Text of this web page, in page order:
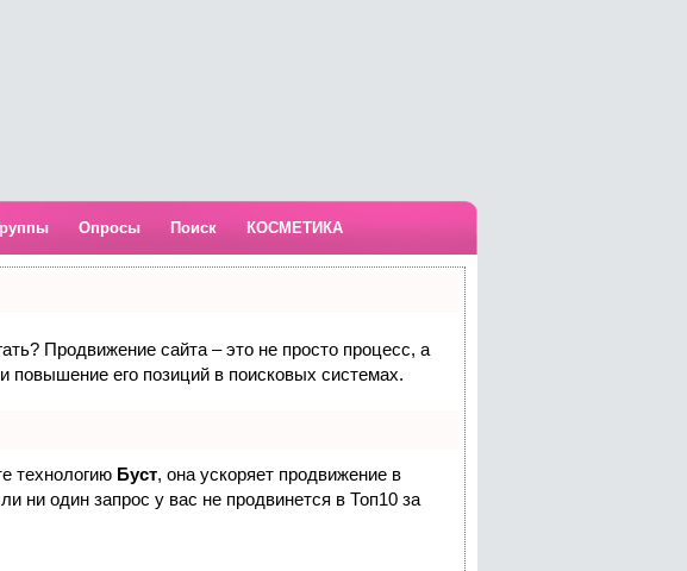
Опросы Поиск КОСМЕТИКА
Продвижение сайта – это не просто процесс, а
повышение его позиций в поисковых системах.
технологию Буст, она ускоряет продвижение в
ни один запрос у вас не продвинется в Топ10 за